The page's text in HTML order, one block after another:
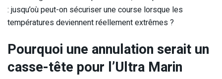
: jusqu’où peut-on sécuriser une course lorsque les
températures deviennent réellement extrêmes ?
Pourquoi une annulation serait un
casse-tête pour l’Ultra Marin